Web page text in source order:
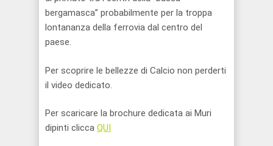
bergamasca” probabilmente per la troppa
lontananza della ferrovia dal centro del
paese.
Per scoprire le bellezze di Calcio non perderti
il video dedicato.
Per scaricare la brochure dedicata ai Muri
dipinti clicca QUI